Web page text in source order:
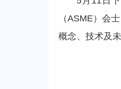
（ASME）会
概念、技术及